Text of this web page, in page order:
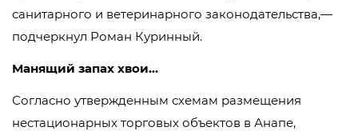
санитарного и ветеринарного законодательства,—
подчеркнул Роман Куринный.
Манящий запах хвои…
Согласно утвержденным схемам размещения
нестационарных торговых объектов в Анапе,